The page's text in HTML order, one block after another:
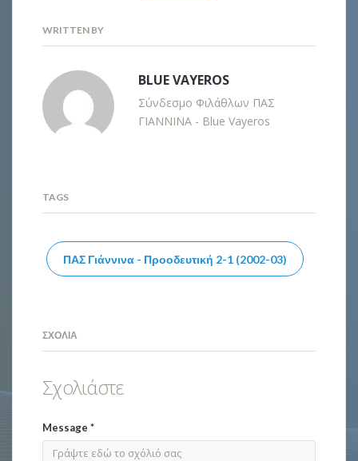
WRITTEN BY
BLUE VAYEROS
Σύνδεσμο Φιλάθλων ΠΑΣ
ΓΙΑΝΝΙΝΑ - Blue Vayeros
TAGS
ΠΑΣ Γιάννινα - Προοδευτική 2-1 (2002-03)
ΣΧΌΛΙΑ
Σχολιάστε
Message*